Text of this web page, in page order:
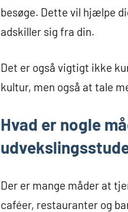
besøge. Dette vil hjælpe
adskiller sig fra din.
Det er også vigtigt ikke
kultur, men også at tale
Hvad er nogle
Der er mange måder at
caféer, restauranter og